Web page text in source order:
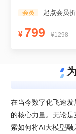
¥ 799 ¥1298
会员 起点会员
在当今数字化飞速
的核心力量。无论
索如何将AI大模型